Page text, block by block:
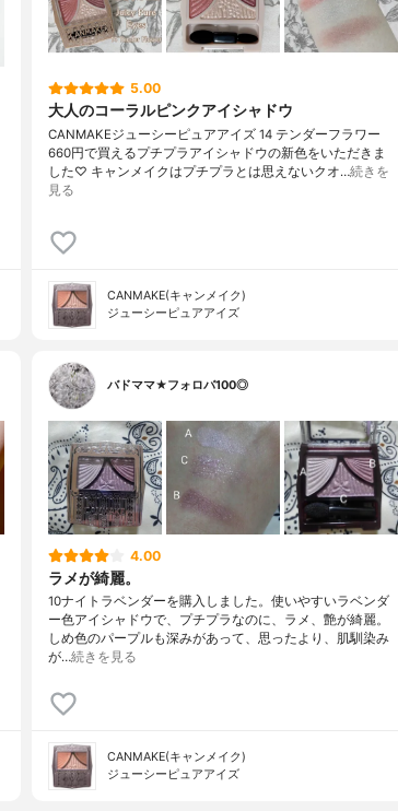
5.00
大人のコーラルピンクアイシャドウ
CANMAKEジューシーピュアアイズ 14 テンダーフラワー
660円で買えるプチプラアイシャドウの新色をいただきま
した♡ キャンメイクはプチプラとは思えないクオ…続きを
見る
CANMAKE(キャンメイク)
ジューシーピュアアイズ
バドママ★フォロバ100◎
4.00
ラメが綺麗。
10ナイトラベンダーを購入しました。使いやすいラベンダ
ー色アイシャドウで、プチプラなのに、ラメ、艶が綺麗。
しめ色のパープルも深みがあって、思ったより、肌馴染み
が…続きを見る
CANMAKE(キャンメイク)
ジューシーピュアアイズ